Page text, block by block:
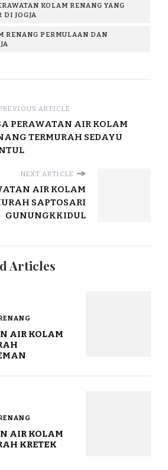
KOLAM RENANG YANG
DI JOGJA
RENANG PERMULAAN DAN
ARTICLE
PERAWATAN AIR KOLAM
TERMURAH SEDAYU
NEXT ARTICLE
AIR KOLAM
SAPTOSARI
GUNUNGKKIDUL
Articles
AIR KOLAM
AIR KOLAM
KRETEK